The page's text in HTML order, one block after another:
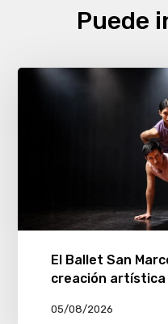
Puede
El Ballet San
creación artística
05/08/2026